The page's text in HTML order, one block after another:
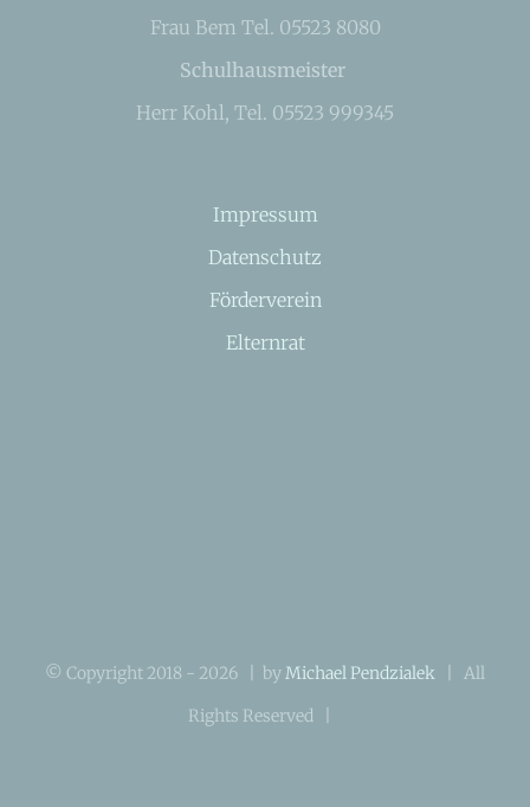
Frau Bem Tel. 05523 8080
Schulhausmeister
Herr Kohl, Tel. 05523 999345
Impressum
Datenschutz
Förderverein
Elternrat
© Copyright 2018 - 2026 | byMichael Pendzialek | All
Rights Reserved |